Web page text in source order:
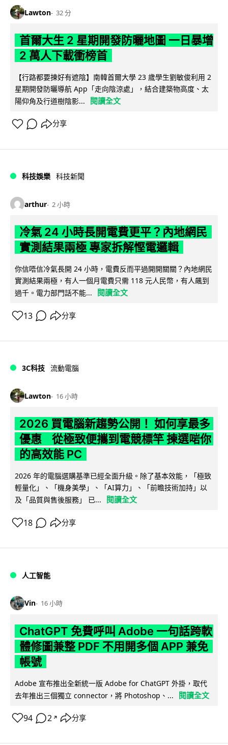
Lawton 32 分
首爾大生 2 星期開發防曬地圖 一日暴增
2 萬人下載衝榜首
【行路都要揀好有遮陰】南韓首爾大學 23 歲學生劉敏俊利用 2
星期開發防曬導航 App「走向陰涼處」，結合建築物高度、太
陽仰角及行道樹陰影...
閱讀全文
分享
科技娛樂 科技新聞
arthur 2 小時
冷氣 24 小時長開電費更平？內地網民
實測結果兩極 專家拆解慳電邏輯
你信唔信冷氣長開 24 小時，電費反而平過開開關關？內地網民
實測結果兩極，有人一個月電費只需 118 元人民幣，有人飆到
過千。電力部門話不能...
閱讀全文
13 分享
3C科技 流動電腦
Lawton 16 小時
2026 買電腦新趨勢公開！ 如何享最多
優惠 從極致便攜到電競標竿 揀選啱你
的高效能 PC
2026 年的電腦選購基準已經全面升級。除了基本效能，「極致
輕量化」、「機身美學」、「AI算力」、「前瞻技術加持」以
及「品質與售後服務」 已...
閱讀全文
18 分享
人工智能
Vin 16 小時
ChatGPT 免費呼叫 Adobe 一句話跨軟
體修圖兼整 PDF 不用開多個 APP 兼免
帳號
Adobe 宣布推出全新統一版 Adobe for ChatGPT 外掛，取代
去年推出三個獨立 connector，將 Photoshop、...
閱讀全文
94 2 ↗ 分享